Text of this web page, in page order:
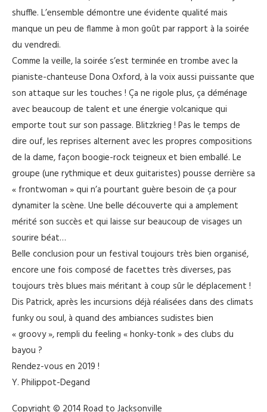
shuffle. L’ensemble démontre une évidente qualité mais
manque un peu de flamme à mon goût par rapport à la soirée
du vendredi.
Comme la veille, la soirée s’est terminée en trombe avec la
pianiste-chanteuse Dona Oxford, à la voix aussi puissante que
son attaque sur les touches ! Ça ne rigole plus, ça déménage
avec beaucoup de talent et une énergie volcanique qui
emporte tout sur son passage. Blitzkrieg ! Pas le temps de
dire ouf, les reprises alternent avec les propres compositions
de la dame, façon boogie-rock teigneux et bien emballé. Le
groupe (une rythmique et deux guitaristes) pousse derrière sa
« frontwoman » qui n’a pourtant guère besoin de ça pour
dynamiter la scène. Une belle découverte qui a amplement
mérité son succès et qui laisse sur beaucoup de visages un
sourire béat…
Belle conclusion pour un festival toujours très bien organisé,
encore une fois composé de facettes très diverses, pas
toujours très blues mais méritant à coup sûr le déplacement !
Dis Patrick, après les incursions déjà réalisées dans des climats
funky ou soul, à quand des ambiances sudistes bien
« groovy », rempli du feeling « honky-tonk » des clubs du
bayou ?
Rendez-vous en 2019 !
Y. Philippot-Degand
Copyright © 2014 Road to Jacksonville